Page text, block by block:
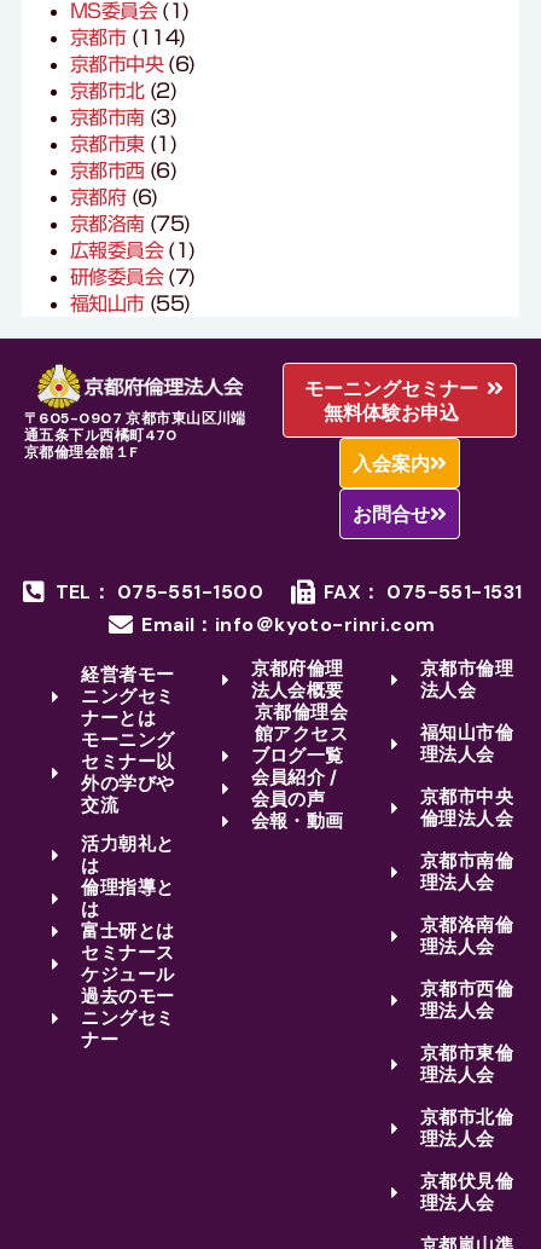
MS委員会(1)
京都市(114)
京都市中央(6)
京都市北(2)
京都市南(3)
京都市東(1)
京都市西(6)
京都府(6)
京都洛南(75)
広報委員会(1)
研修委員会(7)
福知山市(55)
〒605-0907 京都市東山区川端
通五条下ル西橘町470
京都倫理会館１F
モーニングセミナー
無料体験お申込
入会案内
お問合せ
TEL： 075-551-1500
FAX： 075-551-1531
Email：info＠kyoto-rinri.com
経営者モー
ニングセミ
ナーとは
モーニング
セミナー以
外の学びや
交流
活力朝礼と
は
倫理指導と
は
富士研とは
セミナース
ケジュール
過去のモー
ニングセミ
ナー
京都府倫理
法人会概要
京都倫理会
館アクセス
ブログ一覧
会員紹介 /
会員の声
会報・動画
京都市倫理
法人会
福知山市倫
理法人会
京都市中央
倫理法人会
京都市南倫
理法人会
京都洛南倫
理法人会
京都市西倫
理法人会
京都市東倫
理法人会
京都市北倫
理法人会
京都伏見倫
理法人会